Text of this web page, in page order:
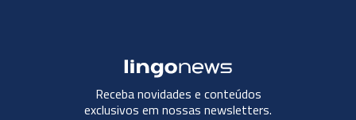
Receba novidades e conteúdos
exclusivos em nossas newsletters.